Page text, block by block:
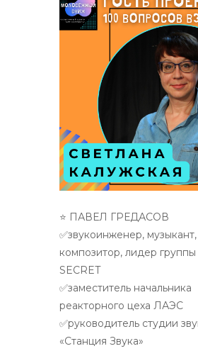
⭐ ПАВЕЛ ГРЕДАСОВ
✅звукоинженер, музыкант,
композитор, лидер группы
SECRET
✅заместитель начальника
реакторного цеха ЛАЭС
✅руководитель студии
«Станция Звука»